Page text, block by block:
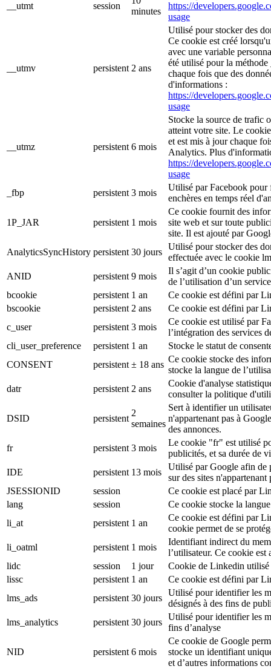
__utmt session
minutes
https://
usage
__utmv persistent 2 ans
Utilisé pour stocker des
Ce cookie est créé
avec une variable
été utilisé pour la
chaque fois que des
d'informations :
https://
usage
__utmz persistent 6 mois
Stocke la source de trafic
atteint votre site. Le
et est mis à jour chaque
Analytics. Plus
https://
usage
_fbp
persistent 3 mois
Utilisé par Facebook pour
enchères en temps réel
1P_JAR persistent 1 mois
Ce cookie fournit des
site web et sur toute
site. Il est ajouté par
AnalyticsSyncHistory persistent 30 jours
Utilisé pour stocker des
effectuée avec le cookie
ANID
persistent 9 mois
Il s’agit d’un cookie
de l’utilisation d’un
bcookie
persistent 1 an
Ce cookie est défini par
bscookie
persistent 2 ans
Ce cookie est défini par
c_user
persistent 3 mois
Ce cookie est utilisé par
l’intégration des services
cli_user_preference
persistent 1 an
Stocke le statut de
CONSENT
persistent ± 18 ans
Ce cookie stocke des
stocke la langue de
datr
persistent 2 ans
Cookie d'analyse
consulter la politique
DSID persistent
2
semaines
Sert à identifier un
n'appartenant pas à
des annonces.
fr
persistent 3 mois
Le cookie "fr" est utilisé
publicités, et sa durée de
IDE
persistent 13 mois
Utilisé par Google afin de
sur des sites n'appartenant
JSESSIONID
session
Ce cookie est placé par
lang
session
Ce cookie stocke la
li_at
persistent 1 an
Ce cookie est défini par
cookie permet de se
li_oatml
persistent 1 mois
Identifiant indirect du
l’utilisateur. Ce cookie
lidc
session 1 jour
Cookie de Linkedin utilisé
lissc
persistent 1 an
Ce cookie est défini par
lms_ads
persistent 30 jours
Utilisé pour identifier les
désignés à des fins de
lms_analytics
persistent 30 jours
Utilisé pour identifier les
fins d’analyse
NID persistent 6 mois
Ce cookie de Google
stocke un identifiant
et d’autres informations